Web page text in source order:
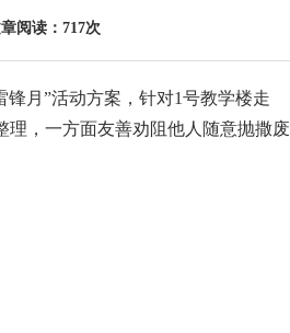
读：717次
月”活动方案，针对1号教学楼走
理，一方面友善劝阻他人随意抛撒废